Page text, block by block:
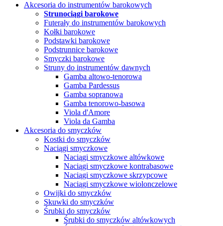
Akcesoria do instrumentów barokowych
Strunociągi barokowe
Futerały do instrumentów barokowych
Kołki barokowe
Podstawki barokowe
Podstrunnice barokowe
Smyczki barokowe
Struny do instrumentów dawnych
Gamba altowo-tenorowa
Gamba Pardessus
Gamba sopranowa
Gamba tenorowo-basowa
Viola d'Amore
Viola da Gamba
Akcesoria do smyczków
Kostki do smyczków
Naciągi smyczkowe
Naciągi smyczkowe altówkowe
Naciągi smyczkowe kontrabasowe
Naciągi smyczkowe skrzypcowe
Naciągi smyczkowe wiolonczelowe
Owijki do smyczków
Skuwki do smyczków
Śrubki do smyczków
Śrubki do smyczków altówkowych